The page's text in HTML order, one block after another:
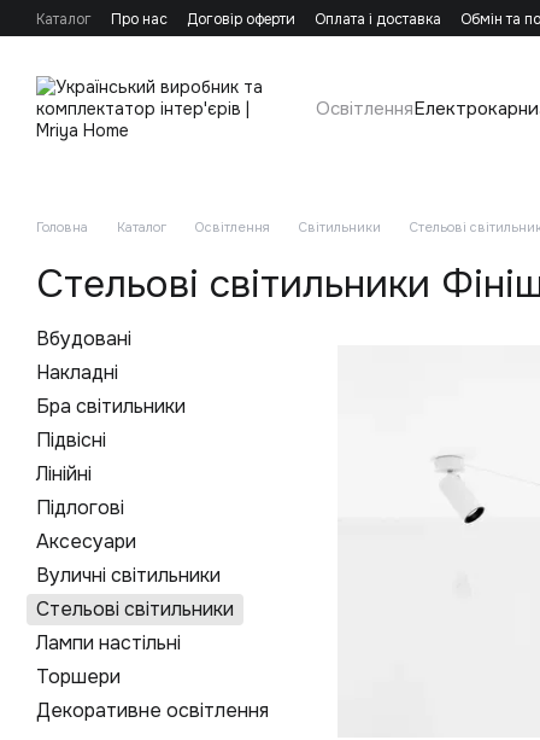
Перейти до основного контенту
Каталог Про нас Договір оферти Оплата і доставка Обмін та
Освітлення
Головна Каталог Освітлення Світильники Стельові
Стельові світильники
Вбудовані
Накладні
Бра світильники
Підвісні
Лінійні
Підлогові
Аксесуари
Вуличні світильники
Стельові світильники
Лампи настільні
Торшери
Декоративне освітлення